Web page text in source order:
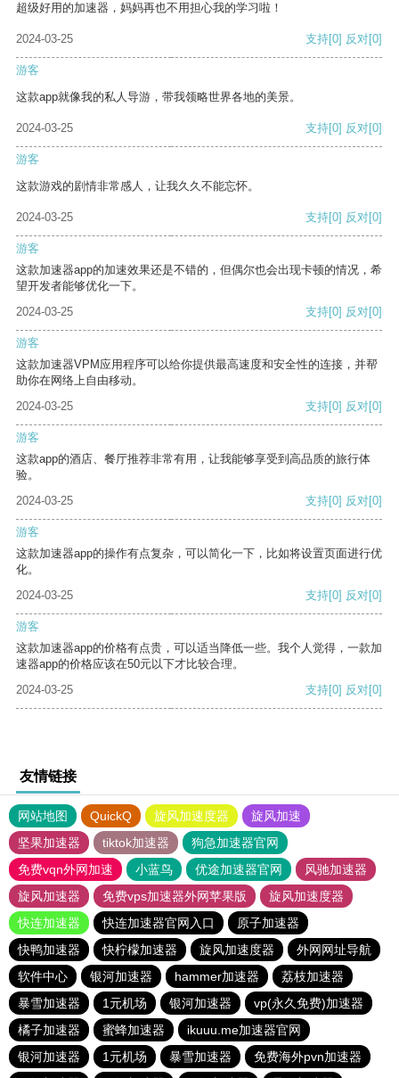
超级好用的加速器，妈妈再也不用担心我的学习啦！
2024-03-25 支持[0] 反对[0]
游客
这款app就像我的私人导游，带我领略世界各地的美景。
2024-03-25 支持[0] 反对[0]
游客
这款游戏的剧情非常感人，让我久久不能忘怀。
2024-03-25 支持[0] 反对[0]
游客
这款加速器app的加速效果还是不错的，但偶尔也会出现卡顿的情况，希
望开发者能够优化一下。
2024-03-25
支持[0] 反对[0]
游客
这款加速器VPM应用程序可以给你提供最高速度和安全性的连接，并帮
助你在网络上自由移动。
2024-03-25
支持[0] 反对[0]
游客
这款app的酒店、餐厅推荐非常有用，让我能够享受到高品质的旅行体
验。
2024-03-25
支持[0] 反对[0]
游客
这款加速器app的操作有点复杂，可以简化一下，比如将设置页面进行优
化。
2024-03-25
支持[0] 反对[0]
游客
这款加速器app的价格有点贵，可以适当降低一些。我个人觉得，一款加
速器app的价格应该在50元以下才比较合理。
2024-03-25
支持[0] 反对[0]
友情链接
网站地图 QuickQ 旋风加速度器
旋风加速
坚果加速器
tiktok加速器
狗急加速器官网
免费vqn外网加速
小蓝鸟 优途加速器官网
风驰加速器
旋风加速器
免费vps加速器外网苹果版
旋风加速度器
快连加速器
快连加速器官网入口
原子加速器
快鸭加速器
快柠檬加速器 旋风加速度器
外网网址导航
软件中心
银河加速器 hammer加速器
荔枝加速器
暴雪加速器
1元机场 银河加速器
vp(永久免费)加速器
橘子加速器
蜜蜂加速器
ikuuu.me加速器官网
银河加速器
1元机场 暴雪加速器
免费海外pvn加速器